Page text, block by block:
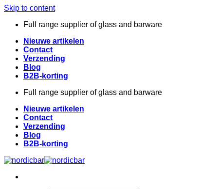
Skip to content
Full range supplier of glass and barware
Nieuwe artikelen
Contact
Verzending
Blog
B2B-korting
Full range supplier of glass and barware
Nieuwe artikelen
Contact
Verzending
Blog
B2B-korting